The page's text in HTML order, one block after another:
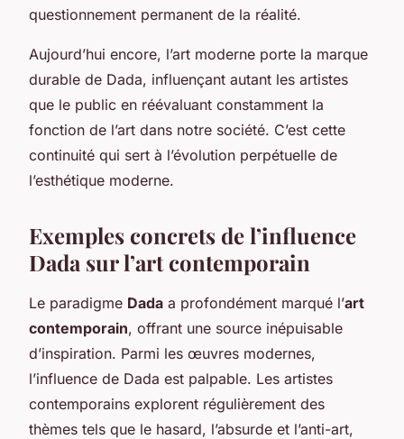
questionnement permanent de la réalité.
Aujourd’hui encore, l’art moderne porte la marque
durable de Dada, influençant autant les artistes
que le public en réévaluant constamment la
fonction de l’art dans notre société. C’est cette
continuité qui sert à l’évolution perpétuelle de
l’esthétique moderne.
Exemples concrets de l’influence
Dada sur l’art contemporain
Le paradigme Dada a profondément marqué l’art
contemporain, offrant une source inépuisable
d’inspiration. Parmi les œuvres modernes,
l’influence de Dada est palpable. Les artistes
contemporains explorent régulièrement des
thèmes tels que le hasard, l’absurde et l’anti-art,